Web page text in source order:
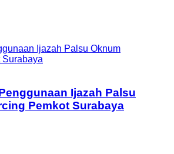
Ijazah Palsu Oknum
Surabaya
Ijazah Palsu
Pemkot Surabaya